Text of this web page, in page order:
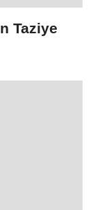
Taziye